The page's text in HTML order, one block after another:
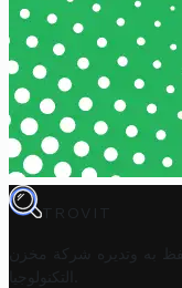
TROVIT
به وتديره
شركة مخزن
التكنولوجيا